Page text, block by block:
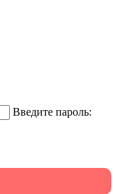
Введите пароль: